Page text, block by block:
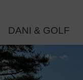
DANI & GOLF